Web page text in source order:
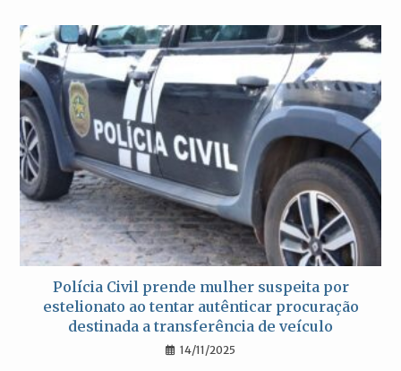
Polícia Civil prende mulher suspeita por
estelionato ao tentar autênticar procuração
destinada a transferência de veículo
14/11/2025